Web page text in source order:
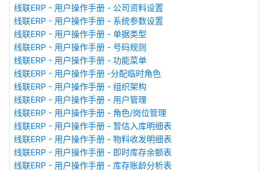
线联ERP - 用户操作手册 - 公司资料设置
线联ERP - 用户操作手册 - 系统参数设置
线联ERP - 用户操作手册 - 单据类型
线联ERP - 用户操作手册 - 号码规则
线联ERP - 用户操作手册 - 功能菜单
线联ERP - 用户操作手册 -分配临时角色
线联ERP - 用户操作手册 - 组织架构
线联ERP - 用户操作手册 - 用户管理
线联ERP - 用户操作手册 - 角色/岗位管理
线联ERP - 用户操作手册 - 暂估入库明细表
线联ERP - 用户操作手册 - 物料收发明细表
线联ERP - 用户操作手册 - 即时库存余额表
线联ERP - 用户操作手册 - 库存账龄分析表